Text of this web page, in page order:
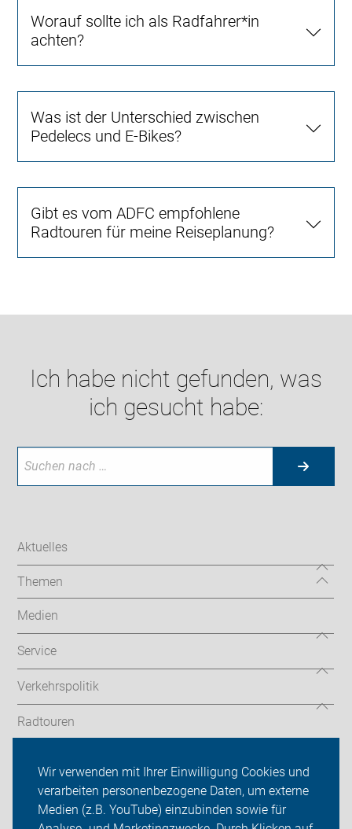
Wir verwenden mit Ihrer Einwilligung Cookies und
verarbeiten personenbezogene Daten, um externe
Medien (z.B. YouTube) einzubinden sowie für
Worauf sollte ich als Radfahrer*in
achten?
Was ist der Unterschied zwischen
Pedelecs und E-Bikes?
Gibt es vom ADFC empfohlene
Radtouren für meine Reiseplanung?
Ich habe nicht gefunden, was
ich gesucht habe:
Aktuelles
Themen
Medien
Service
Verkehrspolitik
Radtouren
Mitmachen!